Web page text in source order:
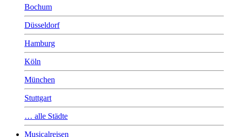
Bochum
Düsseldorf
Hamburg
Köln
München
Stuttgart
… alle Städte
Musicalreisen